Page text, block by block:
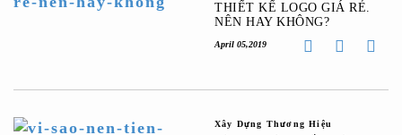
THIẾT KẾ LOGO GIÁ RẺ.
NÊN HAY KHÔNG?
April 05,2019
Xây Dựng Thương Hiệu